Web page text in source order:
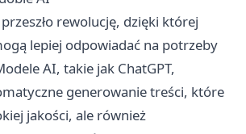
rewolucję, dzięki której
lepiej odpowiadać na potrzeby
AI, takie jak ChatGPT,
generowanie treści, które
jakości, ale również